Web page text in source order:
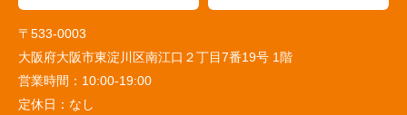
〒533-0003
大阪府大阪市東淀川区南江口２丁目7番19号 1階
営業時間： 10:00-19:00
定休日： なし